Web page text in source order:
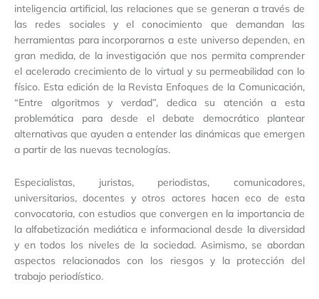
inteligencia artificial, las relaciones que se generan a través de
las redes sociales y el conocimiento que demandan las
herramientas para incorporarnos a este universo dependen, en
gran medida, de la investigación que nos permita comprender
el acelerado crecimiento de lo virtual y su permeabilidad con lo
físico. Esta edición de la Revista Enfoques de la Comunicación,
“Entre algoritmos y verdad”, dedica su atención a esta
problemática para desde el debate democrático plantear
alternativas que ayuden a entender las dinámicas que emergen
a partir de las nuevas tecnologías.
Especialistas, juristas, periodistas, comunicadores,
universitarios, docentes y otros actores hacen eco de esta
convocatoria, con estudios que convergen en la importancia de
la alfabetización mediática e informacional desde la diversidad
y en todos los niveles de la sociedad. Asimismo, se abordan
aspectos relacionados con los riesgos y la protección del
trabajo periodístico.